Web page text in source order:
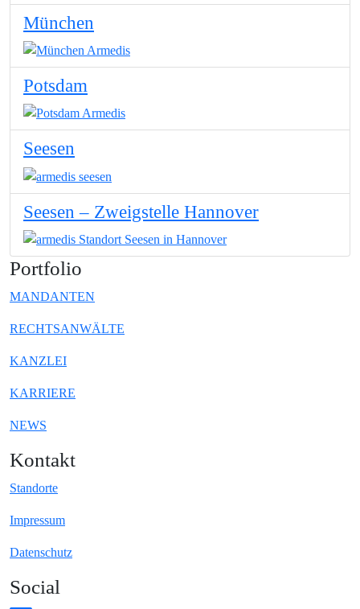
München
Potsdam
Seesen
Seesen – Zweigstelle Hannover
Portfolio
MANDANTEN
RECHTSANWÄLTE
KANZLEI
KARRIERE
NEWS
Kontakt
Standorte
Impressum
Datenschutz
Social